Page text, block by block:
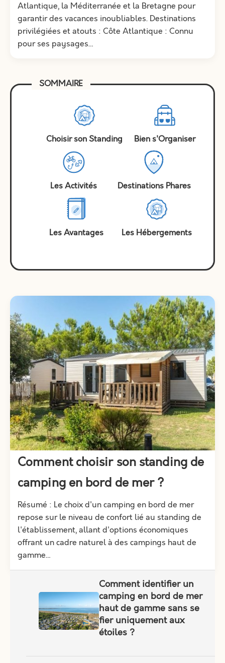
Atlantique, la Méditerranée et la Bretagne pour
garantir des vacances inoubliables. Destinations
privilégiées et atouts : Côte Atlantique : Connu
pour ses paysages…
SOMMAIRE
Choisir son Standing Bien s'Organiser
Les Activités Destinations Phares
Les Avantages Les Hébergements
Comment choisir son standing de
camping en bord de mer ?
Résumé : Le choix d'un camping en bord de mer
repose sur le niveau de confort lié au standing de
l'établissement, allant d'options économiques
offrant un cadre naturel à des campings haut de
gamme…
Comment identifier un
camping en bord de mer
haut de gamme sans se
fier uniquement aux
étoiles ?